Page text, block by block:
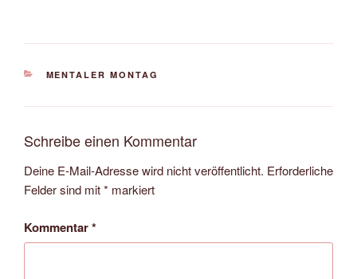
KATEGORIEN
MENTALER MONTAG
Schreibe einen Kommentar
Deine E-Mail-Adresse wird nicht veröffentlicht. Erforderliche
Felder sind mit* markiert
Kommentar*